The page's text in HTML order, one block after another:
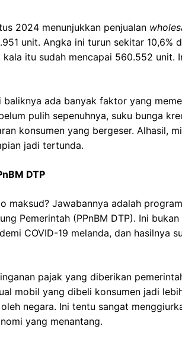
2024 menunjukkan penjualan
unit. Angka ini turun sekitar 10,6%
itu sudah mencapai 560.552 unit.
baliknya ada banyak faktor yang
pulih sepenuhnya, suku bunga
konsumen yang bergeser. Alhasil,
jadi tertunda.
DTP
maksud? Jawabannya adalah
Pemerintah (PPnBM DTP). Ini
COVID-19 melanda, dan hasilnya
pajak yang diberikan
mobil yang dibeli konsumen jadi
negara. Ini tentu sangat
yang menantang.